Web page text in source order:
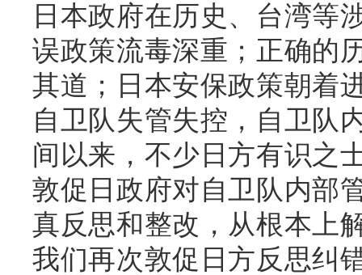
日本政府在历史、台湾等
误政策流毒深重；正确的
其道；日本安保政策朝着
自卫队失管失控，自卫队
间以来，不少日方有识之
敦促日政府对自卫队内部
真反思和整改，从根本上
我们再次敦促日方反思纠